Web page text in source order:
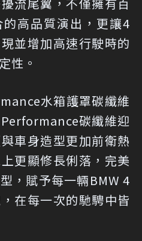
高品質演出，更讓4
並增加高速行駛時的
性。
水箱護罩碳纖維
碳纖維迎
車身造型更加前衛熱
更顯修長俐落，完美
，賦予每一輛BMW 4
在每一次的馳騁中皆